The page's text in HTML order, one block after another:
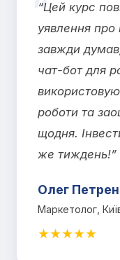
“Цей курс
уявлення про
завжди
чат-бот для
роботи та
щодня.
же тиждень!”
Олег
Маркетолог,
★★★★★